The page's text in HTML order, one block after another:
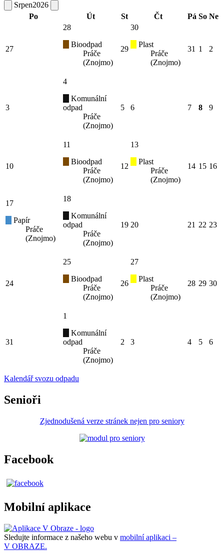
Srpen2026
Po
Út St Čt Pá So Ne
27
28
Bioodpad
Práče
(Znojmo)
29
30
Plast
Práče
(Znojmo)
31 1 2
3
4
Komunální
odpad
Práče
(Znojmo)
5 6 7 8 9
10
11
Bioodpad
Práče
(Znojmo)
12
13
Plast
Práče
(Znojmo)
14 15 16
17
Papír
Práče
(Znojmo)
18
Komunální
odpad
Práče
(Znojmo)
19 20 21 22 23
24
25
Bioodpad
Práče
(Znojmo)
26
27
Plast
Práče
(Znojmo)
28 29 30
31
1
Komunální
odpad
Práče
(Znojmo)
2 3 4 5 6
Kalendář svozu odpadu
Senioři
Zjednodušená verze stránek nejen pro seniory
Facebook
Mobilní aplikace
Sledujte informace z našeho webu v mobilní aplikaci –
V OBRAZE.